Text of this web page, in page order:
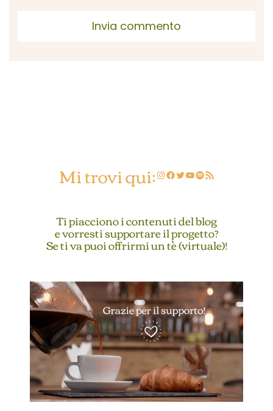
Mi trovi qui:InstagramFacebookTwitter YouTube Spotify Feed RSS
Ti piacciono i contenuti del blog
e vorresti supportare il progetto?
Se ti va puoi offrirmi un tè (virtuale)!